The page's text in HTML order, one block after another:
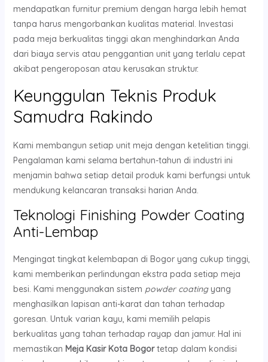
mendapatkan furnitur premium dengan harga lebih hemat
tanpa harus mengorbankan kualitas material. Investasi
pada meja berkualitas tinggi akan menghindarkan Anda
dari biaya servis atau penggantian unit yang terlalu cepat
akibat pengeroposan atau kerusakan struktur.
Keunggulan Teknis Produk
Samudra Rakindo
Kami membangun setiap unit meja dengan ketelitian tinggi.
Pengalaman kami selama bertahun-tahun di industri ini
menjamin bahwa setiap detail produk kami berfungsi untuk
mendukung kelancaran transaksi harian Anda.
Teknologi Finishing Powder Coating
Anti-Lembap
Mengingat tingkat kelembapan di Bogor yang cukup tinggi,
kami memberikan perlindungan ekstra pada setiap meja
besi. Kami menggunakan sistem powder coatingyang
menghasilkan lapisan anti-karat dan tahan terhadap
goresan. Untuk varian kayu, kami memilih pelapis
berkualitas yang tahan terhadap rayap dan jamur. Hal ini
memastikan Meja Kasir Kota Bogortetap dalam kondisi